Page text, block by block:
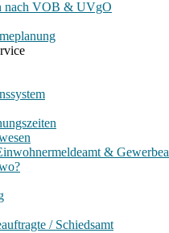
nach VOB & UVgO
&
/ Schiedsamt